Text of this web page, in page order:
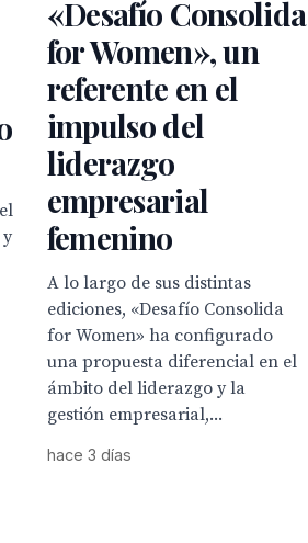
«Desafío Consolida
for Women», un
referente en el
impulso del
liderazgo
empresarial
femenino
A lo largo de sus distintas
ediciones, «Desafío Consolida
for Women» ha configurado
una propuesta diferencial en el
ámbito del liderazgo y la
gestión empresarial,...
hace 3 días